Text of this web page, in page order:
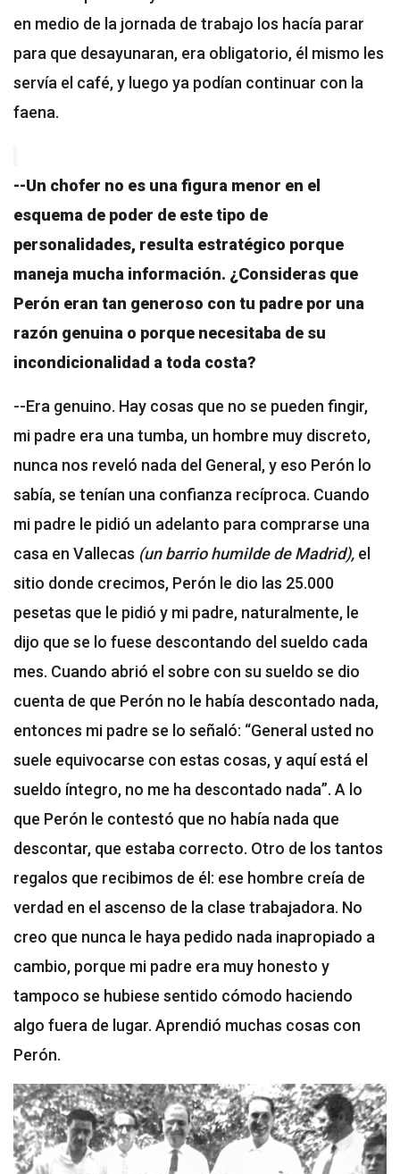
en medio de la jornada de trabajo los hacía parar
para que desayunaran, era obligatorio, él mismo les
servía el café, y luego ya podían continuar con la
faena.
--Un chofer no es una figura menor en el
esquema de poder de este tipo de
personalidades, resulta estratégico porque
maneja mucha información. ¿Consideras que
Perón eran tan generoso con tu padre por una
razón genuina o porque necesitaba de su
incondicionalidad a toda costa?
--Era genuino. Hay cosas que no se pueden fingir,
mi padre era una tumba, un hombre muy discreto,
nunca nos reveló nada del General, y eso Perón lo
sabía, se tenían una confianza recíproca. Cuando
mi padre le pidió un adelanto para comprarse una
casa en Vallecas (un barrio humilde de Madrid), el
sitio donde crecimos, Perón le dio las 25.000
pesetas que le pidió y mi padre, naturalmente, le
dijo que se lo fuese descontando del sueldo cada
mes. Cuando abrió el sobre con su sueldo se dio
cuenta de que Perón no le había descontado nada,
entonces mi padre se lo señaló: “General usted no
suele equivocarse con estas cosas, y aquí está el
sueldo íntegro, no me ha descontado nada”. A lo
que Perón le contestó que no había nada que
descontar, que estaba correcto. Otro de los tantos
regalos que recibimos de él: ese hombre creía de
verdad en el ascenso de la clase trabajadora. No
creo que nunca le haya pedido nada inapropiado a
cambio, porque mi padre era muy honesto y
tampoco se hubiese sentido cómodo haciendo
algo fuera de lugar. Aprendió muchas cosas con
Perón.